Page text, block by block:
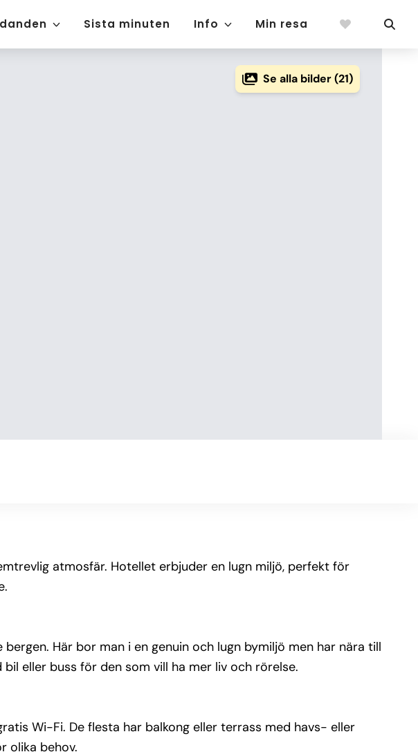
Sista minuten Info Min resa
Se alla bilder (21)
atmosfär. Hotellet erbjuder en lugn miljö, perfekt för
Här bor man i en genuin och lugn bymiljö men har nära till
eller buss för den som vill ha mer liv och rörelse.
Wi-Fi. De flesta har balkong eller terrass med havs- eller
olika behov.